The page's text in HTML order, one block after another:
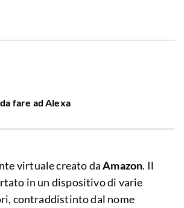
fare ad Alexa
virtuale creato daAmazon. Il
in un dispositivo di varie
contraddistinto dal nome